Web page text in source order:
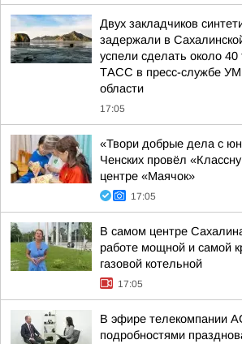
Двух закладчиков
задержали в
успели сделать около
ТАСС в пресс-службе
области
17:05
«Твори добрые дела с
Ченских провёл
центре «Маячок»
17:05
В самом центре
работе мощной и самой
газовой котельной
17:05
В эфире телекомпании
подробностями